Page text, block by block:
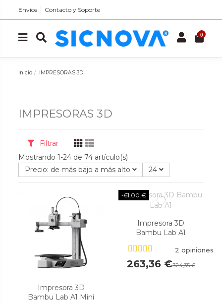
Envíos Contacto y Soporte
0
Inicio IMPRESORAS 3D
IMPRESORAS 3D
Filtrar
Mostrando 1-24 de 74 artículo(s)
Precio: de más bajo a más alto
24
Impresora 3D
Bambu Lab A1 Mini
-61,00 €
Impresora 3D
Bambu Lab A1
2 opiniones
263,36 €324,35 €